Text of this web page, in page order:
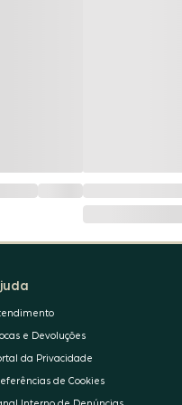
e Devoluções
da Privacidade
de Cookies